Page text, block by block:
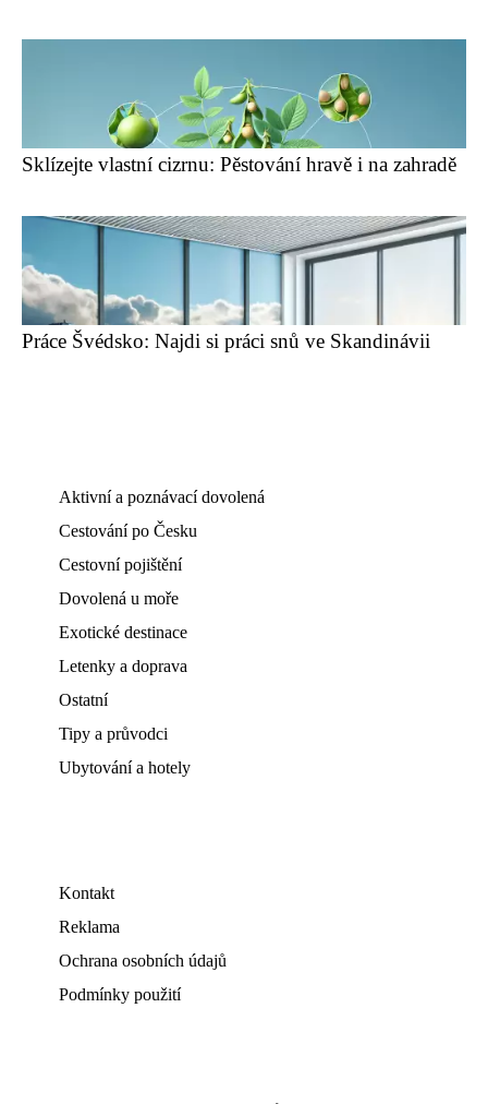
Sklízejte vlastní cizrnu: Pěstování hravě i na zahradě
Práce Švédsko: Najdi si práci snů ve Skandinávii
Aktivní a poznávací dovolená
Cestování po Česku
Cestovní pojištění
Dovolená u moře
Exotické destinace
Letenky a doprava
Ostatní
Tipy a průvodci
Ubytování a hotely
Kontakt
Reklama
Ochrana osobních údajů
Podmínky použití